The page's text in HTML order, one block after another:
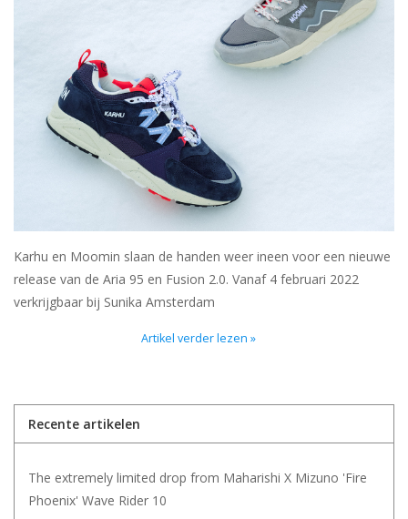
Karhu en Moomin slaan de handen weer ineen voor een nieuwe
release van de Aria 95 en Fusion 2.0. Vanaf 4 februari 2022
verkrijgbaar bij Sunika Amsterdam
Artikel verder lezen »
Recente artikelen
The extremely limited drop from Maharishi X Mizuno 'Fire
Phoenix' Wave Rider 10